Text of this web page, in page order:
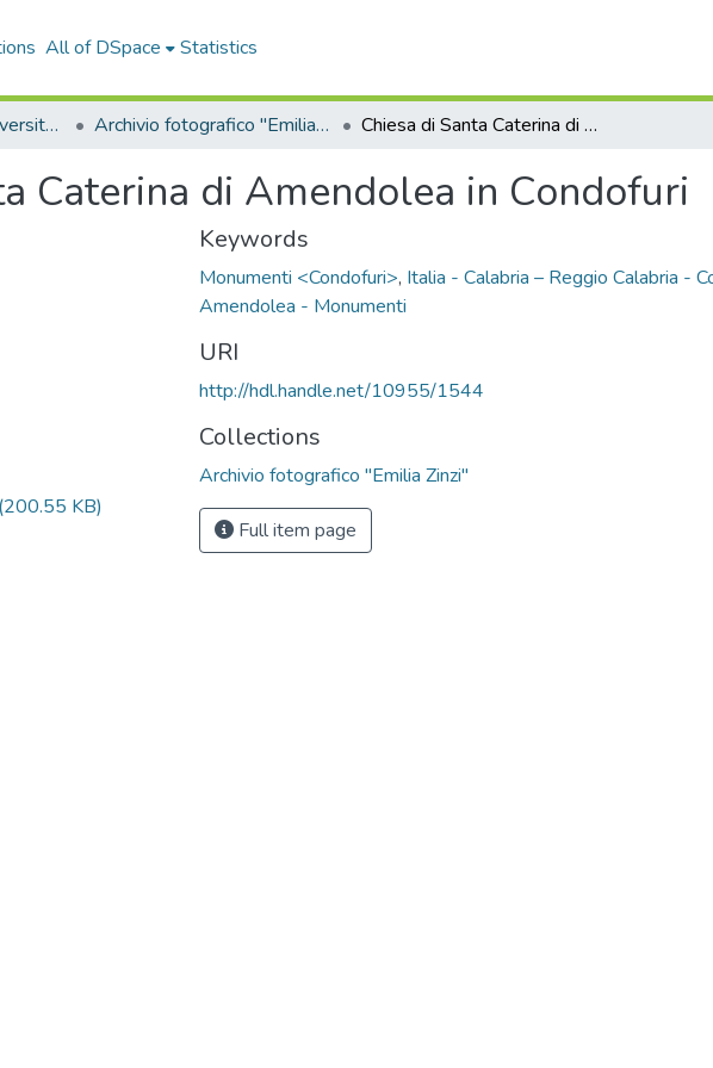
All of DSpace Statistics
Collezioni Digitali Università della Calabria Archivio fotografico "Emilia Zinzi" Chiesa di Santa Caterina di Amendolea in Condofuri
Caterina di Amendolea in Condofuri
(200.55 KB)
Keywords
Monumenti <Condofuri>, Italia - Calabria – Reggio Calabria -
Amendolea - Monumenti
URI
http://hdl.handle.net/10955/1544
Collections
Archivio fotografico "Emilia Zinzi"
Full item page